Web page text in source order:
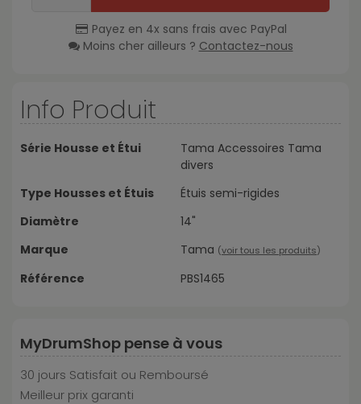
Payez en 4x sans frais avec PayPal
Moins cher ailleurs ? Contactez-nous
Info Produit
Série Housse et Étui
Tama Accessoires Tama
divers
Type Housses et Étuis
Étuis semi-rigides
Diamètre
14"
Marque
Tama (voir tous les produits)
Référence PBS1465
MyDrumShop pense à vous
30 jours Satisfait ou Remboursé
Meilleur prix garanti